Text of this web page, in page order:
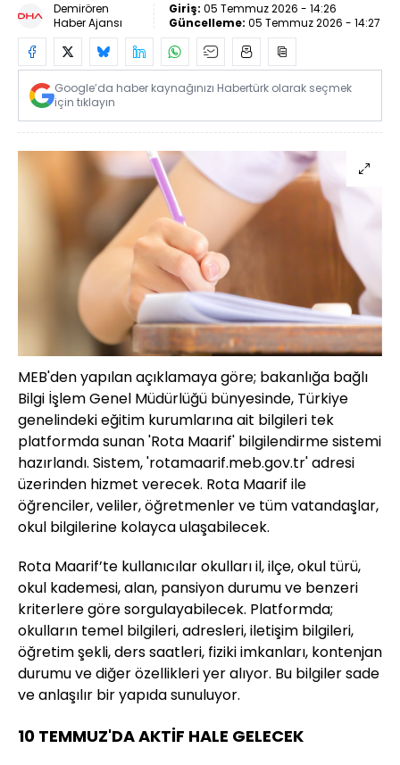
Demirören
Haber Ajansı
Giriş: 05 Temmuz 2026 - 14:26
Güncelleme: 05 Temmuz 2026 - 14:27
Google’da haber kaynağınızı Habertürk olarak seçmek
için tıklayın
MEB'den yapılan açıklamaya göre; bakanlığa bağlı
Bilgi İşlem Genel Müdürlüğü bünyesinde, Türkiye
genelindeki eğitim kurumlarına ait bilgileri tek
platformda sunan 'Rota Maarif' bilgilendirme sistemi
hazırlandı. Sistem, 'rotamaarif.meb.gov.tr' adresi
üzerinden hizmet verecek. Rota Maarif ile
öğrenciler, veliler, öğretmenler ve tüm vatandaşlar,
okul bilgilerine kolayca ulaşabilecek.
Rota Maarif’te kullanıcılar okulları il, ilçe, okul türü,
okul kademesi, alan, pansiyon durumu ve benzeri
kriterlere göre sorgulayabilecek. Platformda;
okulların temel bilgileri, adresleri, iletişim bilgileri,
öğretim şekli, ders saatleri, fiziki imkanları, kontenjan
durumu ve diğer özellikleri yer alıyor. Bu bilgiler sade
ve anlaşılır bir yapıda sunuluyor.
10 TEMMUZ'DA AKTİF HALE GELECEK